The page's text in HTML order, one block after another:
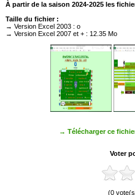
À partir de la saison 2024-2025 les
Taille du fichier :
→ Version Excel 2003 : o
→ Version Excel 2007 et + : 12.35 Mo
→ Télécharger ce
Voter
(0